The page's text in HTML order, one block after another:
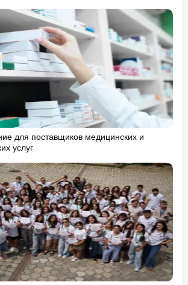
для поставщиков медицинских и
услуг